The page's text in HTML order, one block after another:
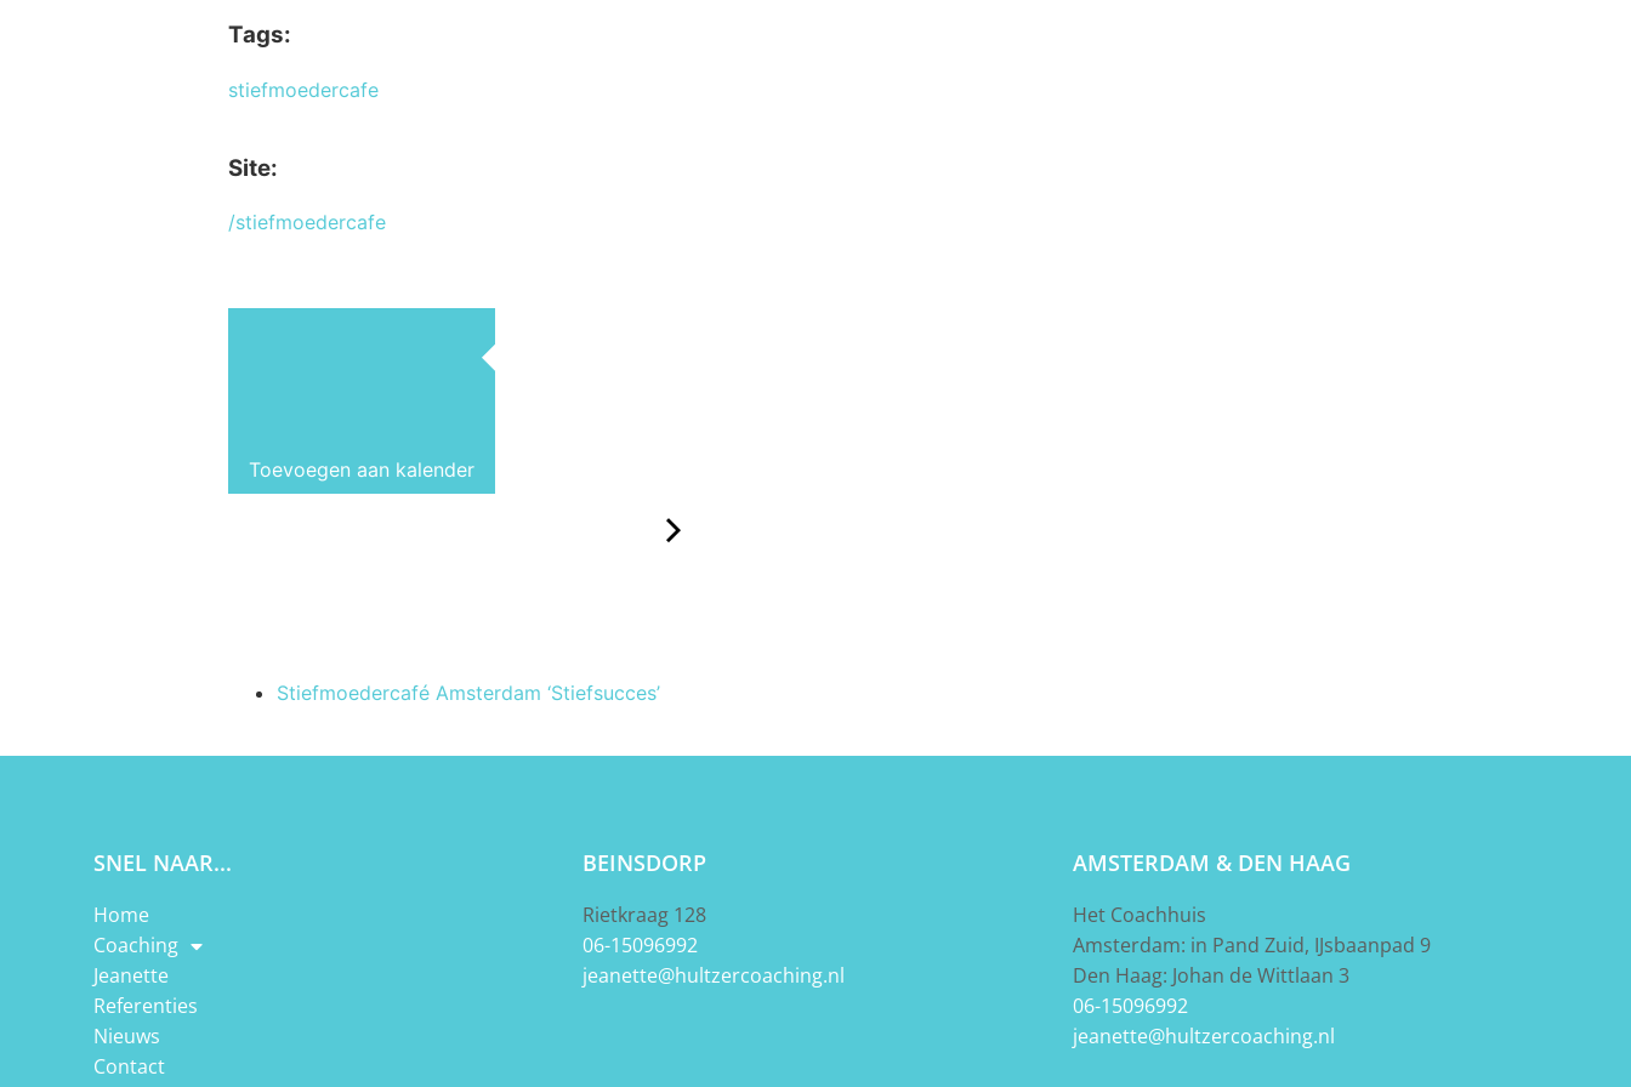
Tags:
stiefmoedercafe
Site:
/stiefmoedercafe
Toevoegen aan kalender
Stiefmoedercafé Amsterdam ‘Stiefsucces’
SNEL NAAR...
Home
Coaching
Jeanette
Referenties
Nieuws
Contact
BEINSDORP
Rietkraag 128
06-15096992
jeanette@hultzercoaching.nl
AMSTERDAM & DEN HAAG
Het Coachhuis
Amsterdam: in Pand Zuid, IJsbaanpad 9
Den Haag: Johan de Wittlaan 3
06-15096992
jeanette@hultzercoaching.nl